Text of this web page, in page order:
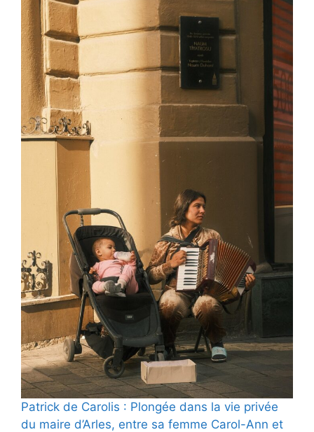
Patrick de Carolis : Plongée dans la vie privée
du maire d’Arles, entre sa femme Carol-Ann et